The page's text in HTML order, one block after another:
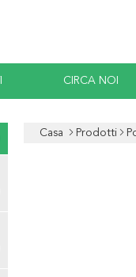
CIRCA NOI
Casa Prodotti